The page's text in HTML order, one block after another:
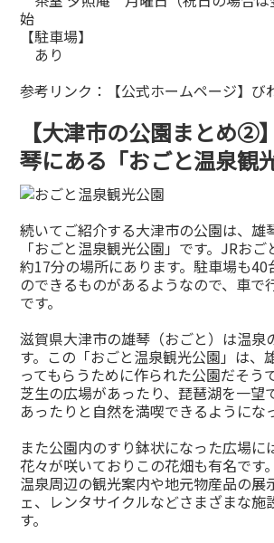
始
【駐車場】
あり
参考リンク：
【公式ホームページ】び
【大津市の公園まとめ②
琴にある「おごと温泉観
続いてご紹介する大津市の公園は、雄
「おごと温泉観光公園」です。JRお
約17分の場所にあります。駐車場も40
のできるものがあるようなので、車で
です。
滋賀県大津市の雄琴（おごと）は温泉
す。この「おごと温泉観光公園」は、
ってもらうために作られた公園だそう
芝生の広場があったり、琵琶湖を一望
あったりと自然を満喫できるようにな
また公園内のすり鉢状になった広場に
花々が咲いておりこの花畑も有名です
温泉周辺の観光案内や地元物産品の展
ェ、レンタサイクルなどさまざまな施
す。